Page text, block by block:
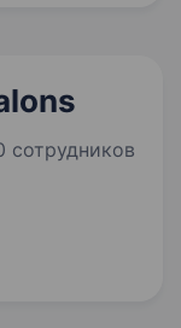
сотрудников